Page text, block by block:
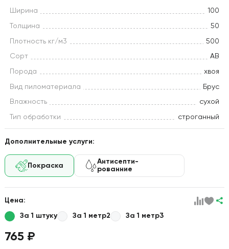
Ширина 100
Толщина 50
Плотность кг/м3 500
Сорт АВ
Порода хвоя
Вид пиломатериала Брус
Влажность сухой
Тип обработки строганный
Дополнительные услуги:
Покраска
Антисепти-
рованние
Цена:
За 1 штуку За 1 метр2 За 1 метр3
765 ₽